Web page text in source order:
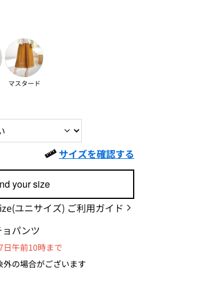
マスタード
サイズを確認する
your size
ユニサイズ) ご利用ガイド
パンツ
日午前10時まで
の場合がございます